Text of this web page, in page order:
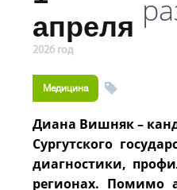
апреля
2026 год
Медицина
Диана Вишняк –
Сургутского
диагностики,
регионах. Помимо